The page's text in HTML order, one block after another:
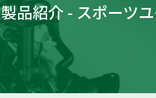
製品紹介 - スポーツ